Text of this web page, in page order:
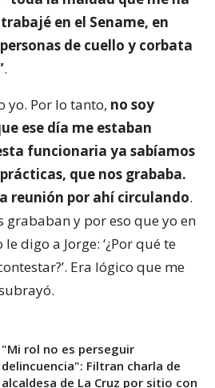
en el Sename, en
de cuello y corbata
.
yo. Por lo tanto, no soy
ese día me estaban
funcionaria ya sabíamos
que nos grababa.
reunión por ahí circulando.
grababan y por eso que yo en
digo a Jorge: ‘¿Por qué te
Era lógico que me
"Mi rol no es perseguir
delincuencia": Filtran charla de
alcaldesa de La Cruz por sitio con